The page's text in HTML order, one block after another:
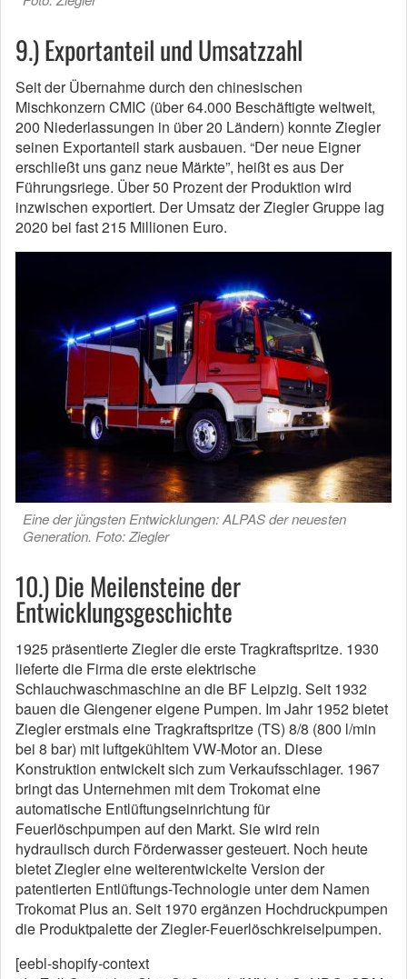
9.) Exportanteil und Umsatzzahl
Seit der Übernahme durch den chinesischen
Mischkonzern CMIC (über 64.000 Beschäftigte weltweit,
200 Niederlassungen in über 20 Ländern) konnte Ziegler
seinen Exportanteil stark ausbauen. “Der neue Eigner
erschließt uns ganz neue Märkte”, heißt es aus Der
Führungsriege. Über 50 Prozent der Produktion wird
inzwischen exportiert. Der Umsatz der Ziegler Gruppe lag
2020 bei fast 215 Millionen Euro.
Eine der jüngsten Entwicklungen: ALPAS der neuesten
Generation. Foto: Ziegler
10.) Die Meilensteine der
Entwicklungsgeschichte
1925 präsentierte Ziegler die erste Tragkraftspritze. 1930
lieferte die Firma die erste elektrische
Schlauchwaschmaschine an die BF Leipzig. Seit 1932
bauen die Giengener eigene Pumpen. Im Jahr 1952 bietet
Ziegler erstmals eine Tragkraftspritze (TS) 8/8 (800 l/min
bei 8 bar) mit luftgekühltem VW-Motor an. Diese
Konstruktion entwickelt sich zum Verkaufsschlager. 1967
bringt das Unternehmen mit dem Trokomat eine
automatische Entlüftungseinrichtung für
Feuerlöschpumpen auf den Markt. Sie wird rein
hydraulisch durch Förderwasser gesteuert. Noch heute
bietet Ziegler eine weiterentwickelte Version der
patentierten Entlüftungs-Technologie unter dem Namen
Trokomat Plus an. Seit 1970 ergänzen Hochdruckpumpen
die Produktpalette der Ziegler-Feuerlöschkreiselpumpen.
[eebl-shopify-context